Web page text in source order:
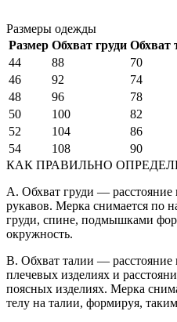
Размеры одежды
Размер Обхват груди Обхват
44
88 70
46
92 74
48
96 78
50
100 82
52
104 86
54
108 90
КАК ПРАВИЛЬНО
A. Обхват груди —
рукавов. Мерка снимается по
груди, спине, подмышками
окружность.
B. Обхват талии — расстояние
плечевых изделиях и
поясных изделиях. Мерка
телу на талии, формируя,